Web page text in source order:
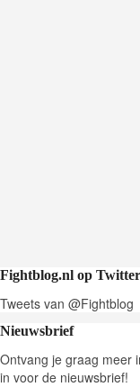
Fightblog.nl op Twitter
Tweets van @Fightblog
Nieuwsbrief
Ontvang je graag meer
in voor de nieuwsbrief!